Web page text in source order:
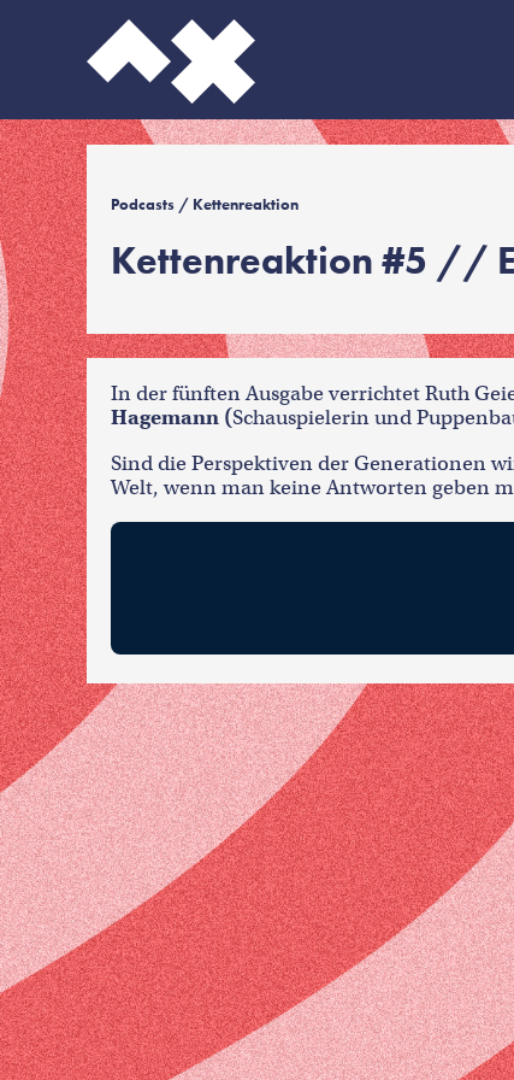
Podcasts / Kettenreaktion
Kettenreaktion #5 //
In der fünften Ausgabe verrichtet Ruth
Hagemann (Schauspielerin und
Sind die Perspektiven der Generationen
Welt, wenn man keine Antworten geben